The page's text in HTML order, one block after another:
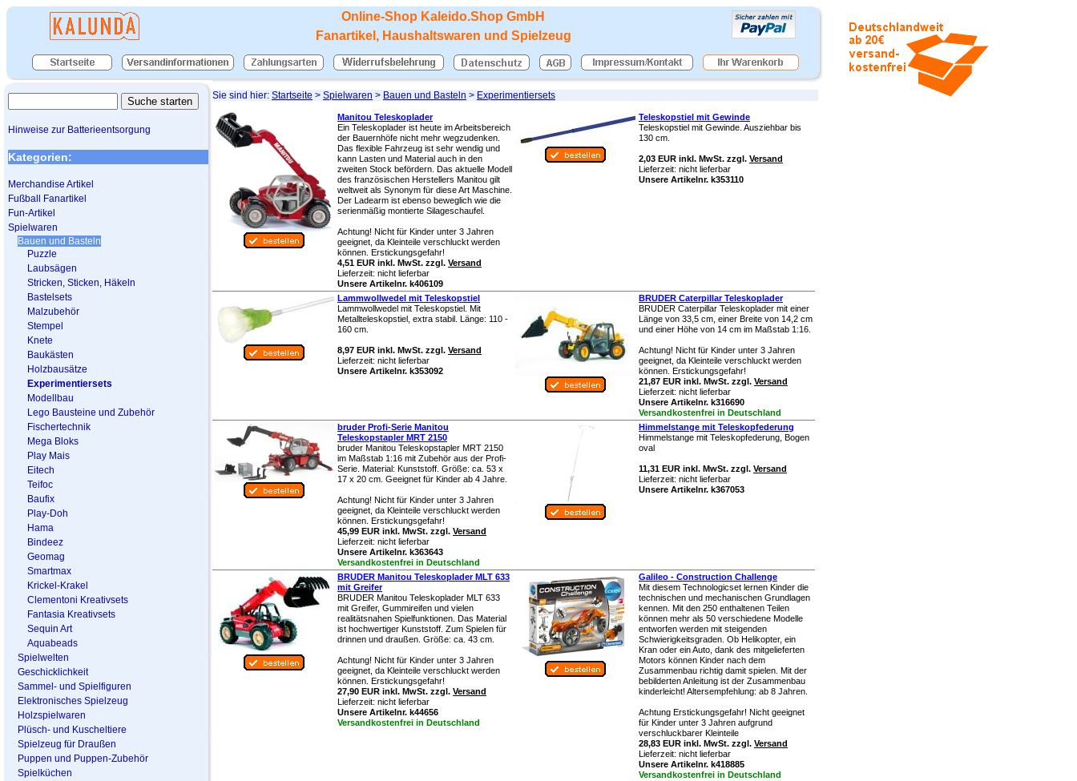
Online-Shop Kaleido.Shop GmbH
Fanartikel, Haushaltswaren und Spielzeug
Sie sind hier: Startseite > Spielwaren > Bauen und Basteln > Experimentiersets
Manitou Teleskoplader
Ein Teleskoplader ist heute im Arbeitsbereich
der Bauernhöfe nicht mehr wegzudenken.
Das flexible Fahrzeug ist sehr wendig und
kann Lasten und Material auch in den
zweiten Stock befördern. Das aktuelle Modell
des französischen Herstellers Manitou gilt
weltweit als Synonym für diese Art Maschine.
Der Ladearm ist ebenso beweglich wie die
serienmäßig montierte Silageschaufel.
Achtung! Nicht für Kinder unter 3 Jahren
geeignet, da Kleinteile verschluckt werden
können. Erstickungsgefahr!
4,51 EUR inkl. MwSt. zzgl. Versand
Lieferzeit: nicht lieferbar
Unsere Artikelnr. k406109
Teleskopstiel mit Gewinde
Teleskopstiel mit Gewinde. Ausziehbar bis
130 cm.
2,03 EUR inkl. MwSt. zzgl. Versand
Lieferzeit: nicht lieferbar
Unsere Artikelnr. k353110
Lammwollwedel mit Teleskopstiel
Lammwollwedel mit Teleskopstiel. Mit
Metallteleskopstiel, extra stabil. Länge: 110 -
160 cm.
8,97 EUR inkl. MwSt. zzgl. Versand
Lieferzeit: nicht lieferbar
Unsere Artikelnr. k353092
BRUDER Caterpillar Teleskoplader
BRUDER Caterpillar Teleskoplader mit einer
Länge von 33,5 cm, einer Breite von 14,2 cm
und einer Höhe von 14 cm im Maßstab 1:16.
Achtung! Nicht für Kinder unter 3 Jahren
geeignet, da Kleinteile verschluckt werden
können. Erstickungsgefahr!
21,87 EUR inkl. MwSt. zzgl. Versand
Lieferzeit: nicht lieferbar
Unsere Artikelnr. k316690
Versandkostenfrei in Deutschland
bruder Profi-Serie Manitou
Teleskopstapler MRT 2150
bruder Manitou Teleskopstapler MRT 2150
im Maßstab 1:16 mit Zubehör aus der Profi-
Serie. Material: Kunststoff. Größe: ca. 53 x
17 x 20 cm. Geeignet für Kinder ab 4 Jahre.
Achtung! Nicht für Kinder unter 3 Jahren
geeignet, da Kleinteile verschluckt werden
können. Erstickungsgefahr!
45,99 EUR inkl. MwSt. zzgl. Versand
Lieferzeit: nicht lieferbar
Unsere Artikelnr. k363643
Versandkostenfrei in Deutschland
Himmelstange mit Teleskopfederung
Himmelstange mit Teleskopfederung, Bogen
oval
11,31 EUR inkl. MwSt. zzgl. Versand
Lieferzeit: nicht lieferbar
Unsere Artikelnr. k367053
BRUDER Manitou Teleskoplader MLT 633
mit Greifer
BRUDER Manitou Teleskoplader MLT 633
mit Greifer, Gummireifen und vielen
realitätsnahen Spielfunktionen. Das Material
ist hochwertiger Kunststoff. Zum Spielen für
drinnen und draußen. Größe: ca. 43 cm.
Achtung! Nicht für Kinder unter 3 Jahren
geeignet, da Kleinteile verschluckt werden
können. Erstickungsgefahr!
27,90 EUR inkl. MwSt. zzgl. Versand
Lieferzeit: nicht lieferbar
Unsere Artikelnr. k44656
Versandkostenfrei in Deutschland
Galileo - Construction Challenge
Mit diesem Technologicset lernen Kinder die
technischen und mechanischen Grundlagen
kennen. Mit den 250 enthaltenen Teilen
können mehr als 50 verschiedene Modelle
entworfen werden mit steigenden
Schwierigkeitsgraden. Ob Helikopter, ein
Kran oder ein Auto, dank des mitgelieferten
Motors können Kinder nach dem
Zusammenbau richtig damit spielen. Mit der
bebilderten Anleitung ist der Zusammenbau
kinderleicht! Altersempfehlung: ab 8 Jahren.
Achtung Erstickungsgefahr! Nicht geeignet
für Kinder unter 3 Jahren aufgrund
verschluckbarer Kleinteile
28,83 EUR inkl. MwSt. zzgl. Versand
Lieferzeit: nicht lieferbar
Unsere Artikelnr. k418885
Versandkostenfrei in Deutschland
Hinweise zur Batterieentsorgung
Kategorien:
Merchandise Artikel
Fußball Fanartikel
Fun-Artikel
Spielwaren
Bauen und Basteln
Puzzle
Laubsägen
Stricken, Sticken, Häkeln
Bastelsets
Malzubehör
Stempel
Knete
Baukästen
Holzbausätze
Experimentiersets
Modellbau
Lego Bausteine und Zubehör
Fischertechnik
Mega Bloks
Play Mais
Eitech
Teifoc
Baufix
Play-Doh
Hama
Bindeez
Geomag
Smartmax
Krickel-Krakel
Clementoni Kreativsets
Fantasia Kreativsets
Sequin Art
Aquabeads
Spielwelten
Geschicklichkeit
Sammel- und Spielfiguren
Elektronisches Spielzeug
Holzspielwaren
Plüsch- und Kuscheltiere
Spielzeug für Draußen
Puppen und Puppen-Zubehör
Spielküchen